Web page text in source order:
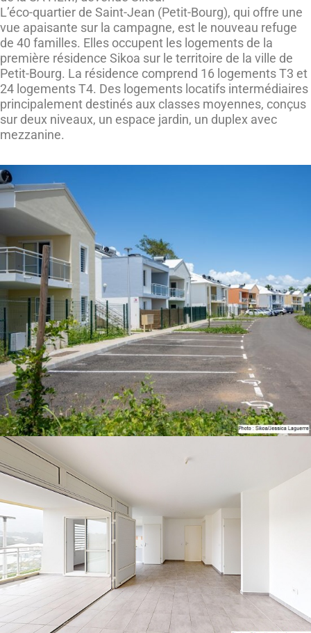
L’éco-quartier de Saint-Jean (Petit-Bourg), qui offre une
vue apaisante sur la campagne, est le nouveau refuge
de 40 familles. Elles occupent les logements de la
première résidence Sikoa sur le territoire de la ville de
Petit-Bourg. La résidence comprend 16 logements T3 et
24 logements T4. Des logements locatifs intermédiaires
principalement destinés aux classes moyennes, conçus
sur deux niveaux, un espace jardin, un duplex avec
mezzanine.